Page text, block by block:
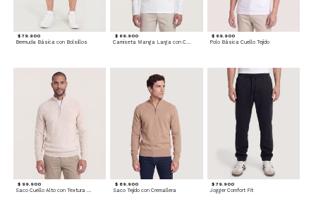
$ 79.900
Bermuda Básica con Bolsillos
$ 69.900
Camiseta Manga Larga con Cuello Henley
$ 69.900
Polo Básica Cuello Tejido
$ 99.900
Saco Cuello Alto con Textura Trenzada
$ 89.900
Saco Tejido con Cremallera
$ 79.900
Jogger Comfort Fit